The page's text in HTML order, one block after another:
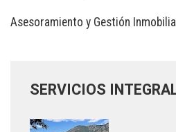
Asesoramiento y Gestión
SERVICIOS